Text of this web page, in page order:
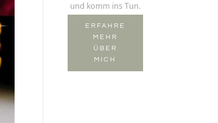
und komm ins Tun.
ERFAHRE
MEHR
ÜBER
MICH